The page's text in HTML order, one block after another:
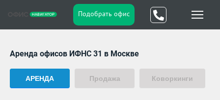
Подобрать офис
Аренда офисов ИФНС 31 в Москве
АРЕНДА Продажа Коворкинги